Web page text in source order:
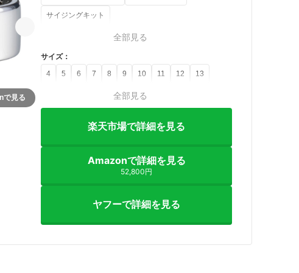
で見る
サイジングキット
全部見る
サイズ：
4
5 6 7 8 9 10 11 12 13
全部見る
楽天市場で詳細を見る
Amazonで詳細を見る
52,800円
ヤフーで詳細を見る